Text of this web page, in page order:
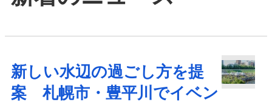
新しい水辺の過ごし方を提
案 札幌市・豊平川でイベン